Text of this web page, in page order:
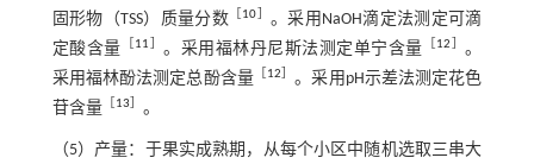
固形物（TSS）质量分数［ 10
。采用NaOH滴定法测定可滴
定酸含量
11 。采用福林丹尼斯法测定单宁含量 12
。
采用福林酚法测定总酚含量［ 12
。采用pH示差法测定花色
苷含量［ 13 。
（5）产量：于果实成熟期，从每个小区中随机选取三串大